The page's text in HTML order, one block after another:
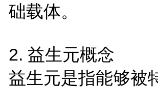
础载体。
2. 益生元概念
益生元是指能够被